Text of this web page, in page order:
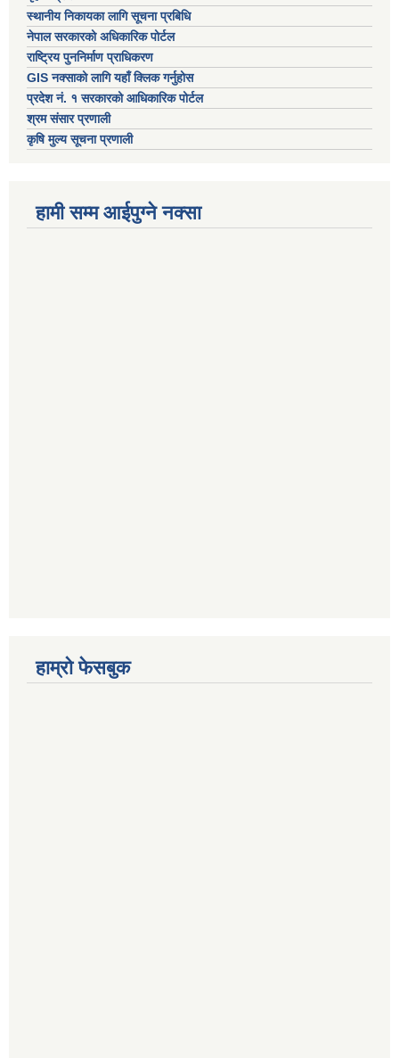
स्थानीय निकायका लागि सूचना प्रबिधि
नेपाल सरकारको अधिकारिक पोर्टल
राष्ट्रिय पुननिर्माण प्राधिकरण
GIS नक्साको लागि यहाँ क्लिक गर्नुहोस
प्रदेश नं. १ सरकारको आधिकारिक पोर्टल
श्रम संसार प्रणाली
कृषि मुल्य सूचना प्रणाली
हामी सम्म आईपुग्ने नक्सा
हाम्रो फेसबुक